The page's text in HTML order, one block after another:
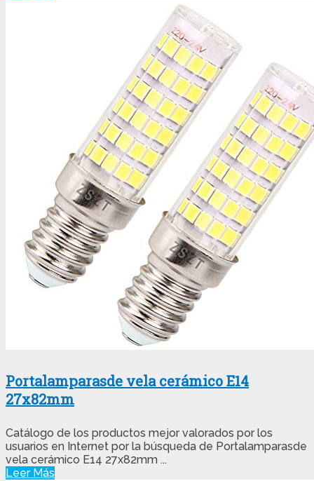
Portalamparasde vela cerámico E14
27x82mm
Catálogo de los productos mejor valorados por los
usuarios en Internet por la búsqueda de Portalamparasde
vela cerámico E14 27x82mm ...
Leer Más